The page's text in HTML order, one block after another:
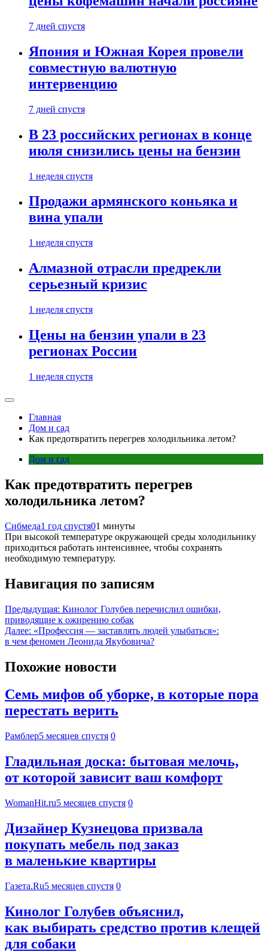
7 дней спустя
Япония и Южная Корея провели
совместную валютную
интервенцию
7 дней спустя
В 23 российских регионах в конце
июля снизились цены на бензин
1 неделя спустя
Продажи армянского коньяка и
вина упали
1 неделя спустя
Алмазной отрасли предрекли
серьезный кризис
1 неделя спустя
Цены на бензин упали в 23
регионах России
1 неделя спустя
Главная
Дом и сад
Как предотвратить перегрев холодильника летом?
Дом и сад
Как предотвратить перегрев
холодильника летом?
Сибмеда1 год спустя01 минуты
При высокой температуре окружающей среды холодильнику
приходиться работать интенсивнее, чтобы сохранять
необходимую температуру.
Навигация по записям
Предыдущая: Кинолог Голубев перечислил ошибки,
приводящие к ожирению собак
Далее: «Профессия — заставлять людей улыбаться»:
в чем феномен Леонида Якубовича?
Похожие новости
Семь мифов об уборке, в которые пора
перестать верить
Рамблер5 месяцев спустя 0
Гладильная доска: бытовая мелочь,
от которой зависит ваш комфорт
WomanHit.ru5 месяцев спустя 0
Дизайнер Кузнецова призвала
покупать мебель под заказ
в маленькие квартиры
Газета.Ru5 месяцев спустя 0
Кинолог Голубев объяснил,
как выбирать средство против клещей
для собаки